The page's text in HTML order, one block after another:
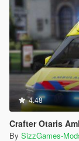
4.48
Crafter Otaris
By SizzGames-